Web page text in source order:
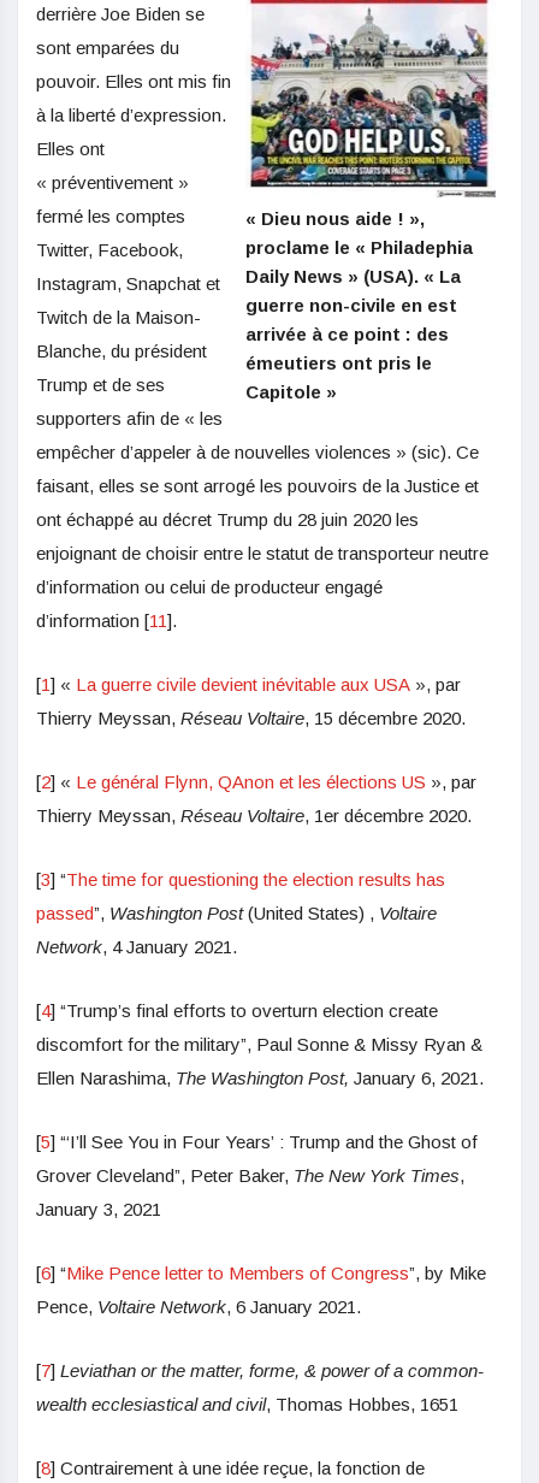
« Dieu nous aide ! »,
proclame le « Philadephia
Daily News » (USA). « La
guerre non-civile en est
arrivée à ce point : des
émeutiers ont pris le
Capitole »
derrière Joe Biden se
sont emparées du
pouvoir. Elles ont mis fin
à la liberté d’expression.
Elles ont
« préventivement »
fermé les comptes
Twitter, Facebook,
Instagram, Snapchat et
Twitch de la Maison-
Blanche, du président
Trump et de ses
supporters afin de « les
empêcher d’appeler à de nouvelles violences » (sic). Ce
faisant, elles se sont arrogé les pouvoirs de la Justice et
ont échappé au décret Trump du 28 juin 2020 les
enjoignant de choisir entre le statut de transporteur neutre
d’information ou celui de producteur engagé
d’information [11].
[1] « La guerre civile devient inévitable aux USA », par
Thierry Meyssan, Réseau Voltaire, 15 décembre 2020.
[2] « Le général Flynn, QAnon et les élections US », par
Thierry Meyssan, Réseau Voltaire, 1er décembre 2020.
[3] “The time for questioning the election results has
passed”, Washington Post(United States) , Voltaire
Network, 4 January 2021.
[4] “Trump’s final efforts to overturn election create
discomfort for the military”, Paul Sonne & Missy Ryan &
Ellen Narashima, The Washington Post, January 6, 2021.
[5] “‘I’ll See You in Four Years’ : Trump and the Ghost of
Grover Cleveland”, Peter Baker, The New York Times,
January 3, 2021
[6] “Mike Pence letter to Members of Congress”, by Mike
Pence, Voltaire Network, 6 January 2021.
[7] Leviathan or the matter, forme, & power of a common-
wealth ecclesiastical and civil, Thomas Hobbes, 1651
[8] Contrairement à une idée reçue, la fonction de